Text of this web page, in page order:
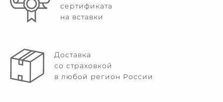
сертификата
на вставки
Доставка
со страховкой
в любой регион России